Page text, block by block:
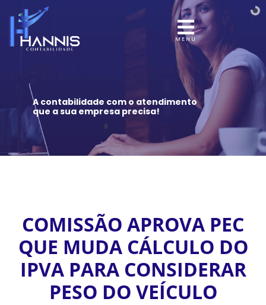
MENU
A contabilidade com o atendimento
que a sua empresa precisa!
COMISSÃO APROVA PEC
QUE MUDA CÁLCULO DO
IPVA PARA CONSIDERAR
PESO DO VEÍCULO